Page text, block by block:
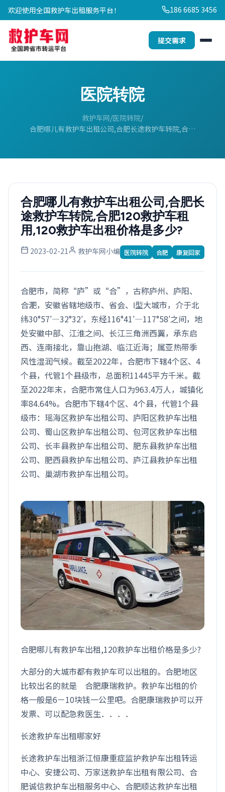
欢迎使用全国救护车出租服务平台！ 186 6685 3456
提交需求
医院转院
救护车网 医院转院
合肥哪儿有救护车出租公司,合肥长途救护车转院,合…
合肥哪儿有救护车出租公司,合肥长
途救护车转院,合肥120救护车租
用,120救护车出租价格是多少?
2023-02-21 救护车网小编 医院转院 合肥 康复回家
合肥市，简称“庐”或“合”，古称庐州、庐阳、
合淝，安徽省辖地级市、省会、Ⅰ型大城市，介于北
纬30°57′—32°32′，东经116°41′—117°58′之间，地
处安徽中部、江淮之间、长江三角洲西翼，承东启
西、连南接北，靠山抱湖、临江近海；属亚热带季
风性湿润气候。截至2022年，合肥市下辖4个区、4
个县，代管1个县级市，总面积11445平方千米。截
至2022年末，合肥市常住人口为963.4万人，城镇化
率84.64%。合肥市下辖4个区、4个县，代管1个县
级市：瑶海区救护车出租公司、庐阳区救护车出租
公司、蜀山区救护车出租公司、包河区救护车出租
公司、长丰县救护车出租公司、肥东县救护车出租
公司、肥西县救护车出租公司、庐江县救护车出租
公司、巢湖市救护车出租公司。
合肥哪儿有救护车出租,120救护车出租价格是多少?
大部分的大城市都有救护车可以出租的。合肥地区
比较出名的就是 合肥康瑞救护。救护车出租的价
格一般是6－10块钱一公里吧。合肥康瑞救护可以开
发票、可以配急救医生．．．．
长途救护车出租哪家好
长途救护车出租浙江恒康重症监护救护车出租转运
中心、安捷公司、万家送救护车出租有限公司、合
肥诚信救护车出租服务中心、合肥顺达救护车出租